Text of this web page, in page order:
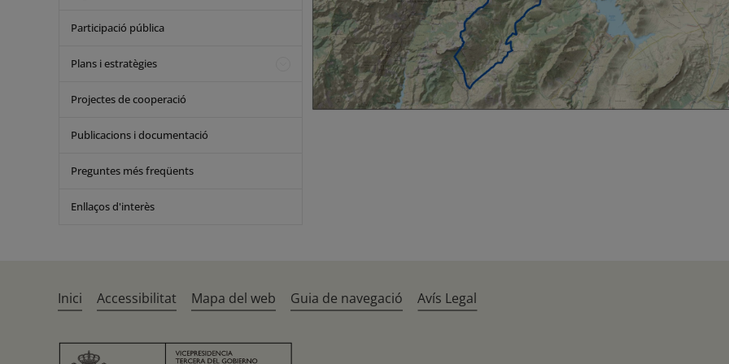
Participació pública
Plans i estratègies
Projectes de cooperació
Publicacions i documentació
Preguntes més freqüents
Enllaços d'interès
Inici Accessibilitat Mapa del web Guia de navegació Avís Legal